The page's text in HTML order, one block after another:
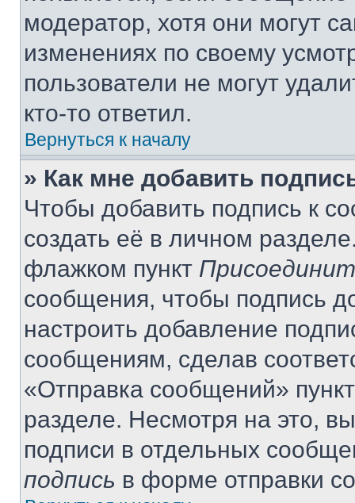
модератор, хотя они могут
изменениях по своему
пользователи не могут
кто-то ответил.
Вернуться к началу
» Как мне добавить
Чтобы добавить подпись к
создать её в личном
флажком пункт
сообщения, чтобы подпись
настроить добавление
сообщениям, сделав
«Отправка сообщений»
разделе. Несмотря на это,
подписи в отдельных
подпись в форме отправки